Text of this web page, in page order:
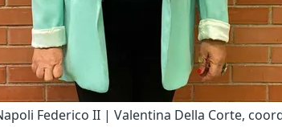
Federico II | Valentina Della Corte,